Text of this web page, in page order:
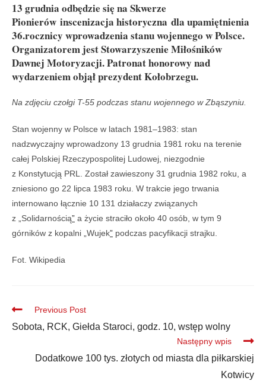
13 grudnia odbędzie się na Skwerze
Pionierów inscenizacja historyczna dla upamiętnienia
36.rocznicy wprowadzenia stanu wojennego w Polsce.
Organizatorem jest Stowarzyszenie Miłośników
Dawnej Motoryzacji. Patronat honorowy nad
wydarzeniem objął prezydent Kołobrzegu.
Na zdjęciu czołgi T-55 podczas stanu wojennego w Zbąszyniu.
Stan wojenny w Polsce w latach 1981–1983: stan
nadzwyczajny wprowadzony 13 grudnia 1981 roku na terenie
całej Polskiej Rzeczypospolitej Ludowej, niezgodnie
z Konstytucją PRL. Został zawieszony 31 grudnia 1982 roku, a
zniesiono go 22 lipca 1983 roku. W trakcie jego trwania
internowano łącznie 10 131 działaczy związanych
z „Solidarnością” a życie straciło około 40 osób, w tym 9
górników z kopalni „Wujek” podczas pacyfikacji strajku.
Fot. Wikipedia
Previous Post
Sobota, RCK, Giełda Staroci, godz. 10, wstęp wolny
Następny wpis
Dodatkowe 100 tys. złotych od miasta dla piłkarskiej
Kotwicy